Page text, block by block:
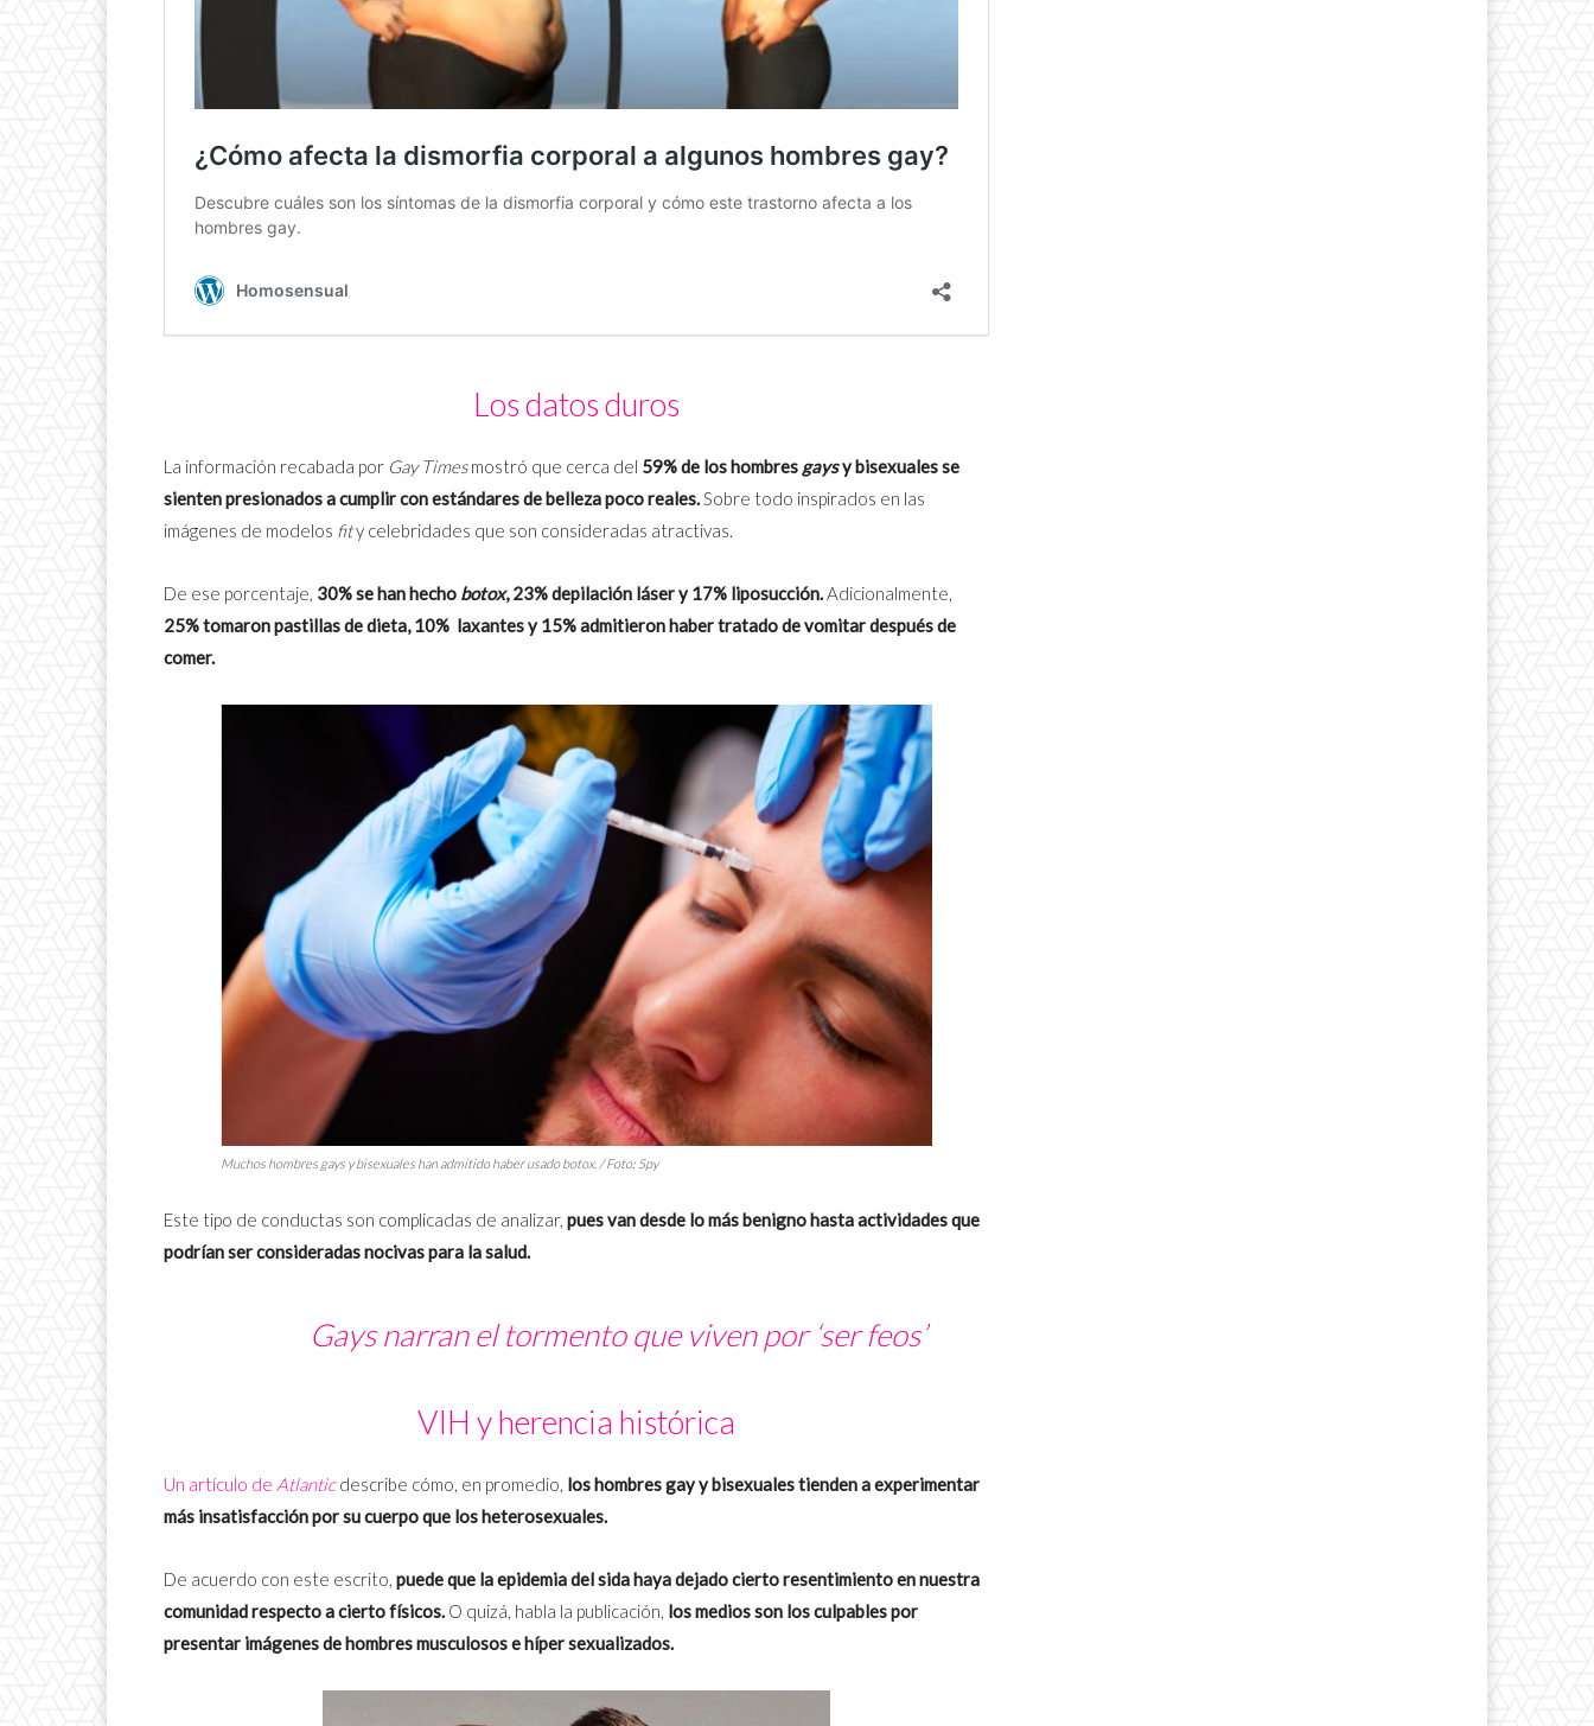
Los datos duros
La información recabada por Gay Timesmostró que cerca del 59% de los hombres gaysy bisexuales se
sienten presionados a cumplir con estándares de belleza poco reales.Sobre todo inspirados en las
imágenes de modelos fity celebridades que son consideradas atractivas.
De ese porcentaje, 30% se han hecho botox, 23% depilación láser y 17% liposucción.Adicionalmente,
25% tomaron pastillas de dieta, 10% laxantes y 15% admitieron haber tratado de vomitar después de
comer.
Muchos hombres gays y bisexuales han admitido haber usadobotox. / Foto: Spy
Este tipo de conductas son complicadas de analizar, pues van desde lo más benigno hasta actividades que
podrían ser consideradas nocivas para la salud.
Gays narran el tormento que viven por ‘ser feos’
VIH y herencia histórica
Un artículo de Atlanticdescribe cómo, en promedio, los hombres gay y bisexuales tienden a experimentar
más insatisfacción por su cuerpo que los heterosexuales.
De acuerdo con este escrito, puede que la epidemia del sida haya dejado cierto resentimiento en nuestra
comunidad respecto a cierto físicos. O quizá, habla la publicación, los medios son los culpables por
presentar imágenes de hombres musculosos e híper sexualizados.